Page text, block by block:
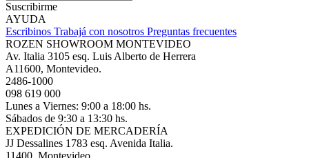
Suscribirme
AYUDA
Escribinos Trabajá con nosotros Preguntas frecuentes
ROZEN SHOWROOM MONTEVIDEO
Av. Italia 3105 esq. Luis Alberto de Herrera
A11600, Montevideo.
2486-1000
098 619 000
Lunes a Viernes: 9:00 a 18:00 hs.
Sábados de 9:30 a 13:30 hs.
EXPEDICIÓN DE MERCADERÍA
JJ Dessalines 1783 esq. Avenida Italia.
11400, Montevideo.